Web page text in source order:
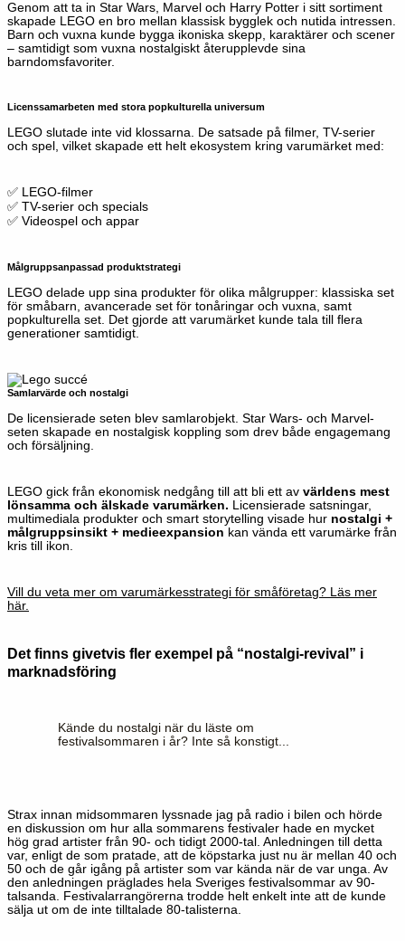
Genom att ta in Star Wars, Marvel och Harry Potter i sitt sortiment
skapade LEGO en bro mellan klassisk bygglek och nutida intressen.
Barn och vuxna kunde bygga ikoniska skepp, karaktärer och scener
– samtidigt som vuxna nostalgiskt återupplevde sina
barndomsfavoriter.
Licenssamarbeten med stora popkulturella universum
LEGO slutade inte vid klossarna. De satsade på filmer, TV-serier
och spel, vilket skapade ett helt ekosystem kring varumärket med:
✅ LEGO-filmer
✅ TV-serier och specials
✅ Videospel och appar
Målgruppsanpassad produktstrategi
LEGO delade upp sina produkter för olika målgrupper: klassiska set
för småbarn, avancerade set för tonåringar och vuxna, samt
popkulturella set. Det gjorde att varumärket kunde tala till flera
generationer samtidigt.
Samlarvärde och nostalgi
De licensierade seten blev samlarobjekt. Star Wars- och Marvel-
seten skapade en nostalgisk koppling som drev både engagemang
och försäljning.
LEGO gick från ekonomisk nedgång till att bli ett av världens mest
lönsamma och älskade varumärken. Licensierade satsningar,
multimediala produkter och smart storytelling visade hur nostalgi +
målgruppsinsikt + medieexpansion kan vända ett varumärke från
kris till ikon.
Vill du veta mer om varumärkesstrategi för småföretag? Läs mer
här.
Det finns givetvis fler exempel på “nostalgi-revival” i
marknadsföring
Kände du nostalgi när du läste om
festivalsommaren i år? Inte så konstigt...
Strax innan midsommaren lyssnade jag på radio i bilen och hörde
en diskussion om hur alla sommarens festivaler hade en mycket
hög grad artister från 90- och tidigt 2000-tal. Anledningen till detta
var, enligt de som pratade, att de köpstarka just nu är mellan 40 och
50 och de går igång på artister som var kända när de var unga. Av
den anledningen präglades hela Sveriges festivalsommar av 90-
talsanda. Festivalarrangörerna trodde helt enkelt inte att de kunde
sälja ut om de inte tilltalade 80-talisterna.